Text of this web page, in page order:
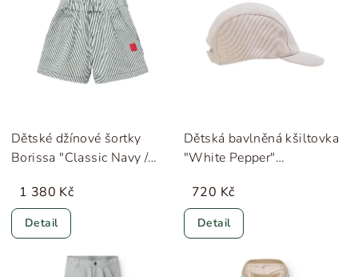
Dětské džínové šortky
Borissa "Classic Navy /
Liewood
1 380 Kč
Detail
Dětská bavlněná kšiltovka
"White Pepper"
720 Kč
Detail